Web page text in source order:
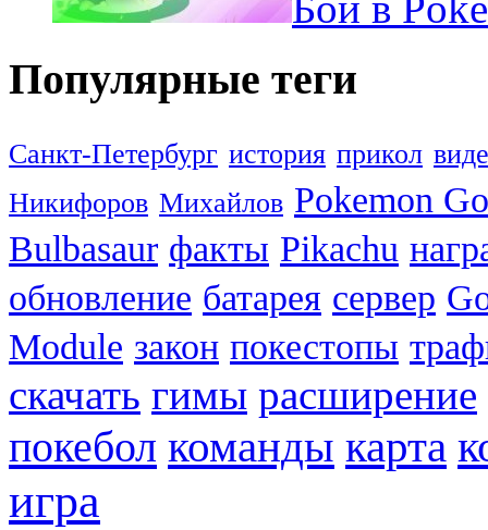
Популярные теги
Санкт-Петербург история прикол
Никифоров Михайлов Pokemon Go
Bulbasaur факты Pikachu
обновление батарея сервер
Module закон покестопы
скачать гимы расширение
покебол команды карта
игра